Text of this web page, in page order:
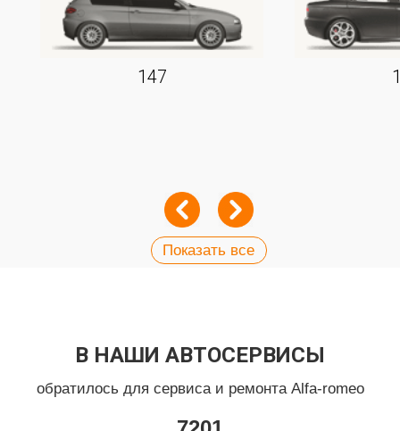
Показать все
147
В НАШИ АВТОСЕРВИСЫ
обратилось для сервиса и ремонта Alfa-romeo